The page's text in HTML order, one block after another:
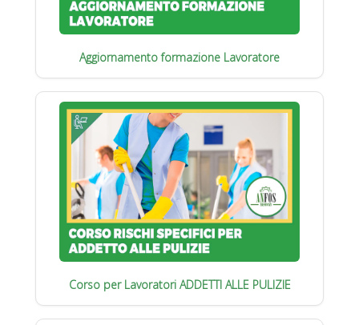
Aggiornamento formazione Lavoratore
Corso per Lavoratori ADDETTI ALLE PULIZIE